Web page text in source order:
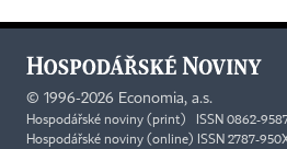
© 1996-2026 Economia, a.s.
Hospodářské noviny (print) ISSN 0862-
Hospodářské noviny (online) ISSN 2787-